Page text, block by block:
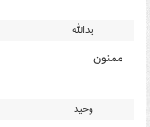
یدالله
ممنون
وحید